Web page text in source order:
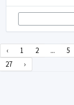
‹ 1 2 ... 5
27
›